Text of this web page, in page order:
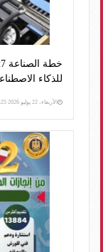
للذكاء
الأربعاء، 22 يوليو 2026 10:25 ص